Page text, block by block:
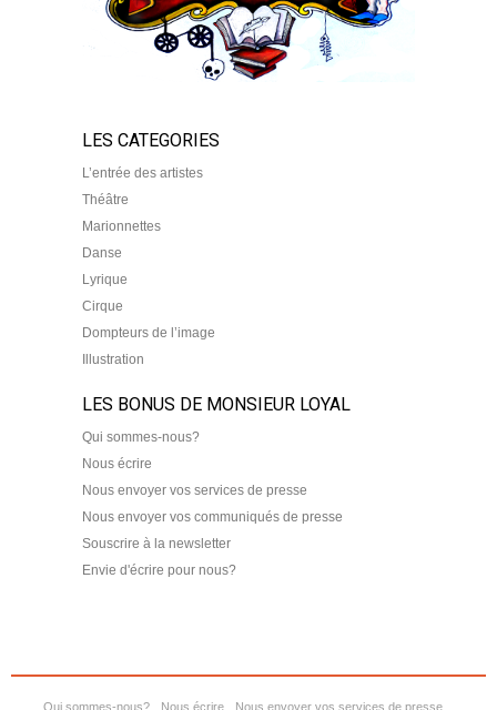
LES CATEGORIES
L’entrée des artistes
Théâtre
Marionnettes
Danse
Lyrique
Cirque
Dompteurs de l’image
Illustration
LES BONUS DE MONSIEUR LOYAL
Qui sommes-nous?
Nous écrire
Nous envoyer vos services de presse
Nous envoyer vos communiqués de presse
Souscrire à la newsletter
Envie d'écrire pour nous?
Qui sommes-nous? Nous écrire Nous envoyer vos services de presse